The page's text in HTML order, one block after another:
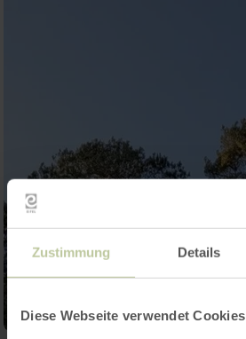
Zustimmung Details
Diese Webseite verwendet Cookies